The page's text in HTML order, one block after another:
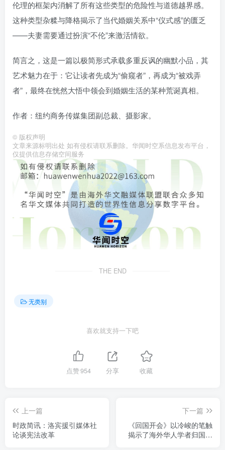
伦理的框架内消解了所有这些类型的危险性与道德越界感。
这种类型杂糅与降格揭示了当代婚姻关系中“仪式感”的匮乏
——夫妻需要通过扮演“不伦”来激活情欲。
简言之，这是一篇以极简形式承载多重反讽的幽默小品，其
艺术魅力在于：它让读者先成为“偷窥者”，再成为“被戏弄
者”，最终在恍然大悟中领会到婚姻生活的某种荒诞真相。
作者：纽约商务传媒集团副总裁、摄影家。
© 版权声明
文章来源标明出处 如有侵权请联系删除。华闻时空系信息发布平台，
仅提供信息存储空间服务
THE END
无类别
喜欢就支持一下吧
点赞954 分享 收藏
上一篇
时政简讯：洛宾援引媒体社
论谈宪法改革
下一篇
《回国开会》以冷峻的笔触
揭示了海外华人学者归国参